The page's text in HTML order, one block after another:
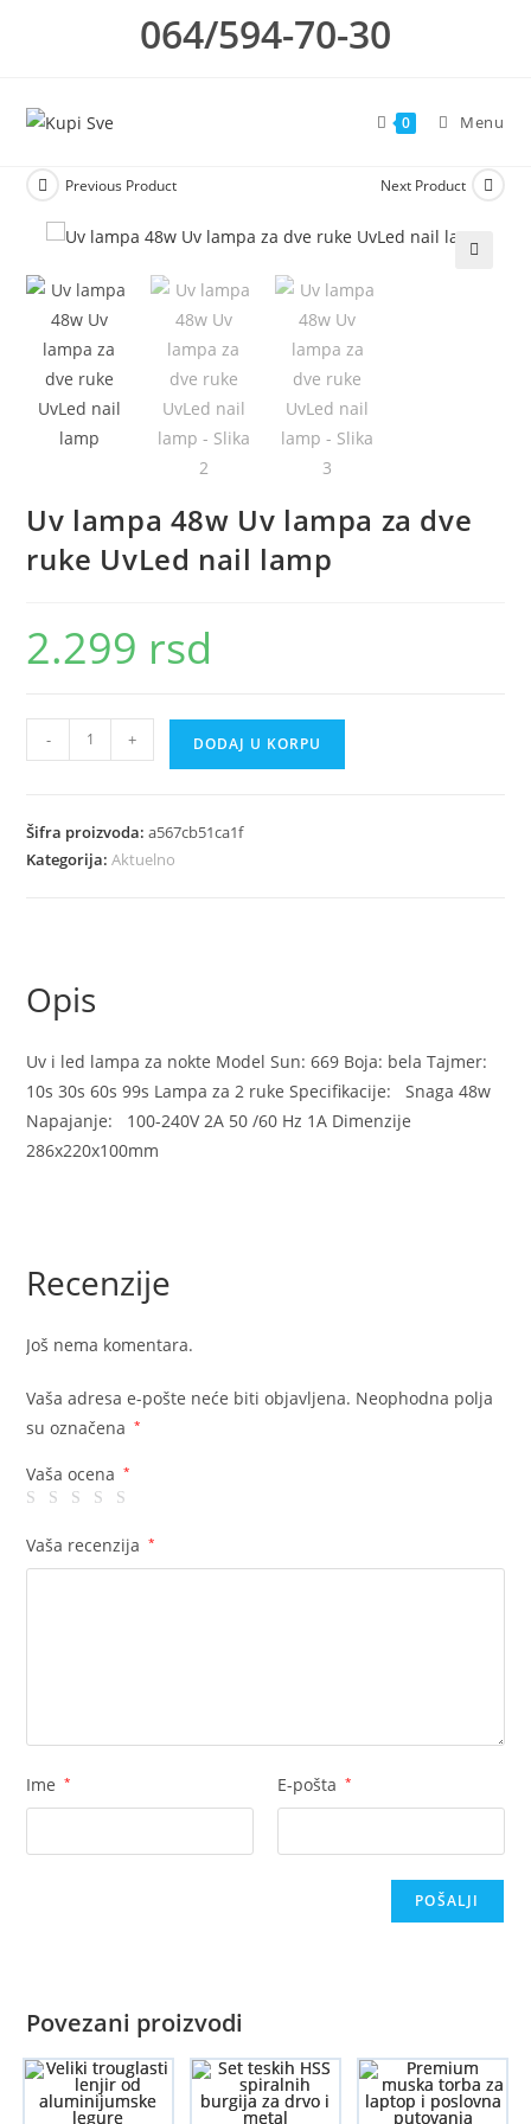
064/594-70-30
0 Menu
Previous Product Next Product
Uv lampa 48w Uv lampa za dve
ruke UvLed nail lamp
2.299 rsd
lampa
Uv
lampa
nail
lamp
količina
- + DODAJ U KORPU
Šifra proizvoda:a567cb51ca1f
Kategorija:Aktuelno
Opis
Uv i led lampa za nokte Model Sun: 669 Boja: bela Tajmer:
10s 30s 60s 99s Lampa za 2 ruke Specifikacije: Snaga 48w
Napajanje: 100-240V 2A 50 /60 Hz 1A Dimenzije
286x220x100mm
Recenzije
Još nema komentara.
Vaša adresa e-pošte neće biti objavljena. Neophodna polja
su označena
*
Vaša ocena *
Vaša recenzija *
Ime * E-pošta *
Povezani proizvodi